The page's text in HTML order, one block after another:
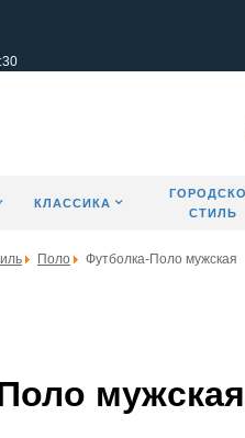
КЛАССИКА
СТИЛЬ
Поло Футболка-Поло мужская